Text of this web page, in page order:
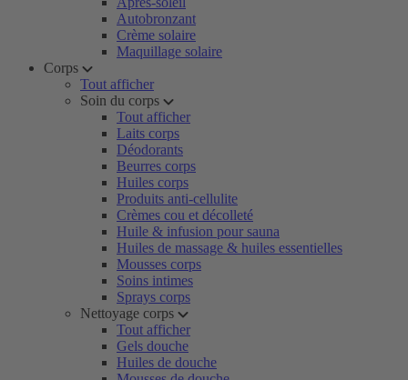
Autobronzant
Crème solaire
Maquillage solaire
Corps
Tout afficher
Soin du corps
Tout afficher
Laits corps
Déodorants
Beurres corps
Huiles corps
Produits anti-cellulite
Crèmes cou et décolleté
Huile & infusion pour sauna
Huiles de massage & huiles essentielles
Mousses corps
Soins intimes
Sprays corps
Nettoyage corps
Tout afficher
Gels douche
Huiles de douche